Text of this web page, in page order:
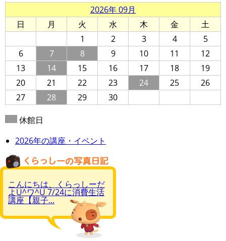
2026年 09月
日
月 火 水 木 金
土
1
2 3 4
5
6
7 8 9 10 11
12
13
14 15 16 17 18
19
20
21 22 23 24 25
26
27
28 29 30
休館日
2026年の講座・イベント
こんにちは、くらっしーだ
よU^ワ^U 7/24に消費生活
講座【親子...